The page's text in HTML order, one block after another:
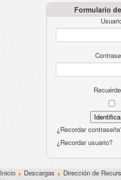
Formulario
¿Recordar
¿Recordar usuario?
Inicio Descargas Dirección de